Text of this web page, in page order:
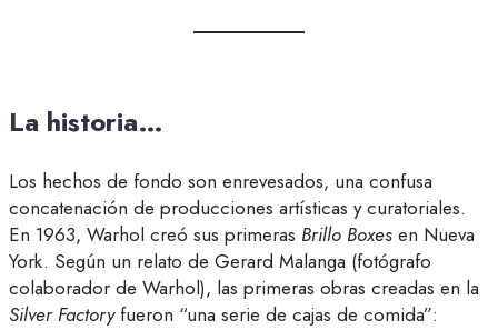
La historia…
Los hechos de fondo son enrevesados, una confusa
concatenación de producciones artísticas y curatoriales.
En 1963, Warhol creó sus primeras Brillo Boxes en Nueva
York. Según un relato de Gerard Malanga (fotógrafo
colaborador de Warhol), las primeras obras creadas en la
Silver Factory fueron “una serie de cajas de comida”: